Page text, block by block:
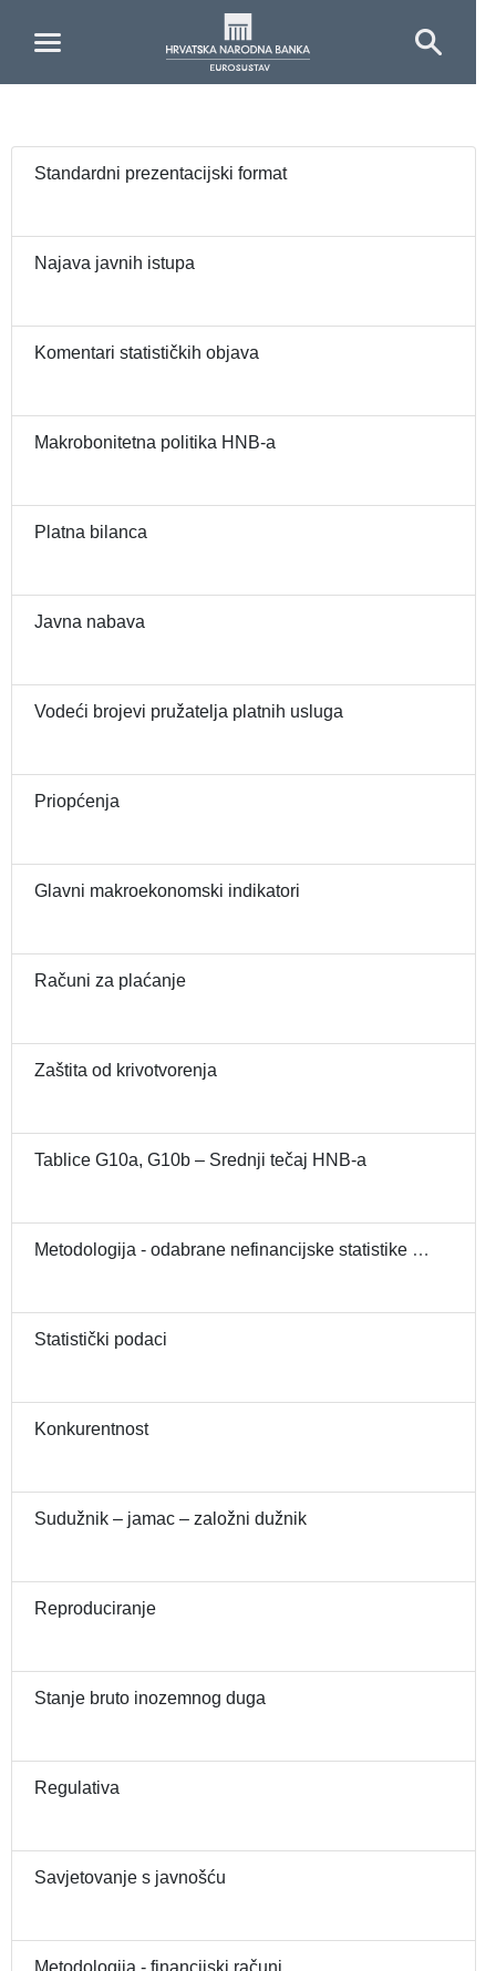
Standardni prezentacijski format
Najava javnih istupa
Komentari statističkih objava
Makrobonitetna politika HNB-a
Platna bilanca
Javna nabava
Vodeći brojevi pružatelja platnih usluga
Priopćenja
Glavni makroekonomski indikatori
Računi za plaćanje
Zaštita od krivotvorenja
Tablice G10a, G10b – Srednji tečaj HNB-a
Metodologija - odabrane nefinancijske statistike - indeksi cijena
Statistički podaci
Konkurentnost
Sudužnik – jamac – založni dužnik
Reproduciranje
Stanje bruto inozemnog duga
Regulativa
Savjetovanje s javnošću
Metodologija - financijski računi